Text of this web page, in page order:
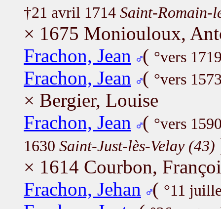
†21 avril 1714 Saint-Romain-
× 1675 Moniouloux,
Frachon, Jean
( °vers
Frachon, Jean ( °vers
× Bergier, Louise
Frachon, Jean
( °vers
1630 Saint-Just-lès-Velay (43)
× 1614 Courbon,
Frachon, Jehan
( °11